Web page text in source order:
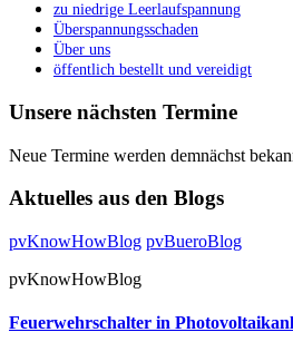
zu niedrige Leerlaufspannung
Überspannungsschaden
Über uns
öffentlich bestellt und vereidigt
Unsere nächsten Termine
Neue Termine werden demnächst
Aktuelles aus den Blogs
pvKnowHowBlog pvBueroBlog
pvKnowHowBlog
Feuerwehrschalter in